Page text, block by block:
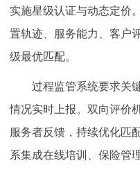
实施星级认证与动态定价
置轨迹、服务能力、客户
级最优匹配。
过程监管系统要求关
情况实时上报。双向评价
服务者反馈，持续优化匹
系集成在线培训、保险管